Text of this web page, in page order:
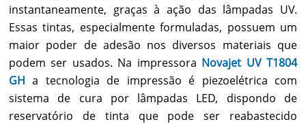
Login
Cadastro
Fale
Conosco
instantaneamente, graças à ação das lâmpadas UV.
Essas tintas, especialmente formuladas, possuem um
maior poder de adesão nos diversos materiais que
podem ser usados. Na impressora Novajet UV T1804
GH a tecnologia de impressão é piezoelétrica com
sistema de cura por lâmpadas LED, dispondo de
reservatório de tinta que pode ser reabastecido